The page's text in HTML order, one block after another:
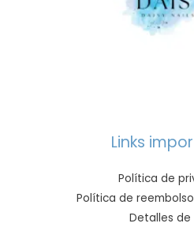
Links
Política de
Política de
Detalles de